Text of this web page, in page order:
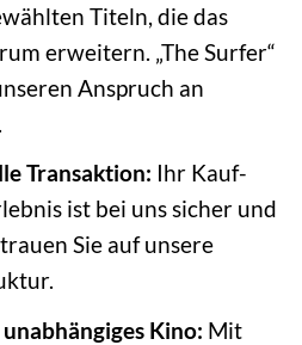
Titeln, die das
erweitern. „The Surfer“
Anspruch an
Transaktion: Ihr Kauf-
ist bei uns sicher und
Sie auf unsere
Kino: Mit